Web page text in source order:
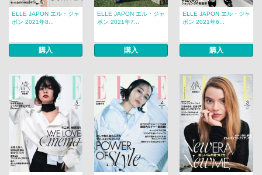
ELLE JAPON エル・ジャ
ポン 2021年8...
購入
ELLE JAPON エル・ジャ
ポン 2021年7...
購入
ELLE JAPON エル・ジャ
ポン 2021年6...
購入